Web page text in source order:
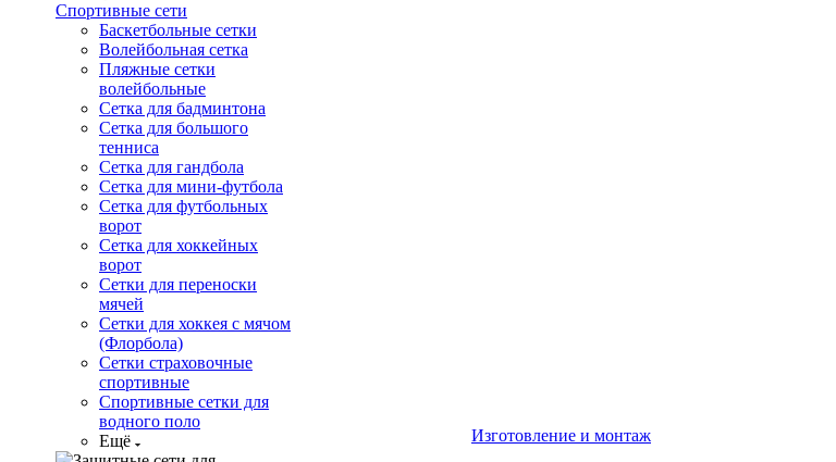
Спортивные сети
Баскетбольные сетки
Волейбольная сетка
Пляжные сетки
волейбольные
Сетка для бадминтона
Сетка для большого
тенниса
Сетка для гандбола
Сетка для мини-футбола
Сетка для футбольных
ворот
Сетка для хоккейных
ворот
Сетки для переноски
мячей
Сетки для хоккея с мячом
(Флорбола)
Сетки страховочные
спортивные
Спортивные сетки для
водного поло
Ещё
Изготовление и монтаж